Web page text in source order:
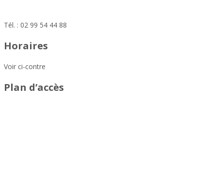
Tél. : 02 99 54 44 88
Horaires
Voir ci-contre
Plan d’accès